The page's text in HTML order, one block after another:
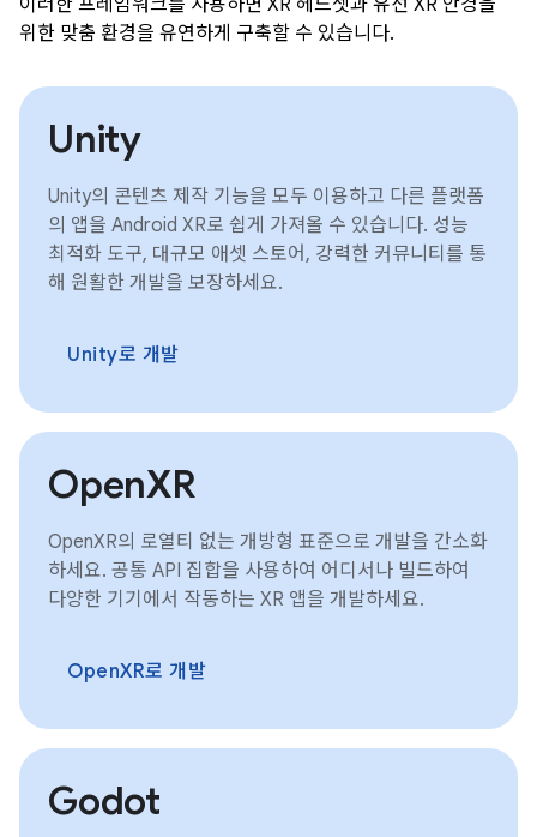
위한 맞춤 환경을 유연하게 구축할 수 있습니다.
Unity
Unity의 콘텐츠 제작 기능을 모두 이용하고 다른 플랫폼
의 앱을 Android XR로 쉽게 가져올 수 있습니다. 성능
최적화 도구, 대규모 애셋 스토어, 강력한 커뮤니티를 통
해 원활한 개발을 보장하세요.
Unity로 개발
OpenXR
OpenXR의 로열티 없는 개방형 표준으로 개발을 간소화
하세요. 공통 API 집합을 사용하여 어디서나 빌드하여
다양한 기기에서 작동하는 XR 앱을 개발하세요.
OpenXR로 개발
Godot